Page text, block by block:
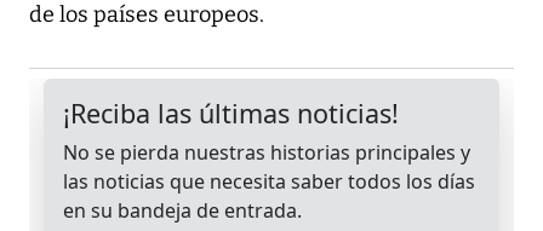
de los países europeos.